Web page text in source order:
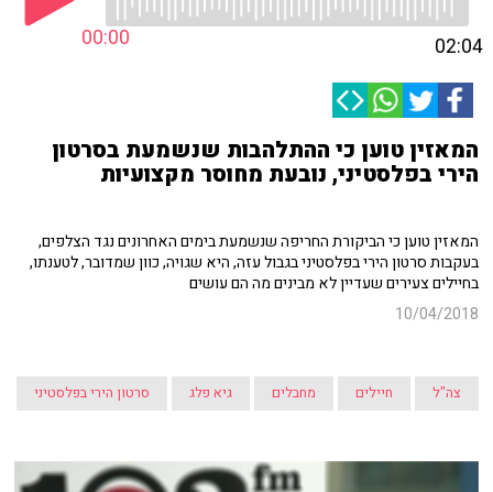
00:00 02:04
המאזין טוען כי ההתלהבות שנשמעת בסרטון
הירי בפלסטיני, נובעת מחוסר מקצועיות
המאזין טוען כי הביקורת החריפה שנשמעת בימים האחרונים נגד הצלפים,
בעקבות סרטון הירי בפלסטיני בגבול עזה, היא שגויה, כוון שמדובר, לטענתו,
בחיילים צעירים שעדיין לא מבינים מה הם עושים
10/04/2018
צה"ל חיילים מחבלים גיא פלג סרטון הירי בפלסטיני